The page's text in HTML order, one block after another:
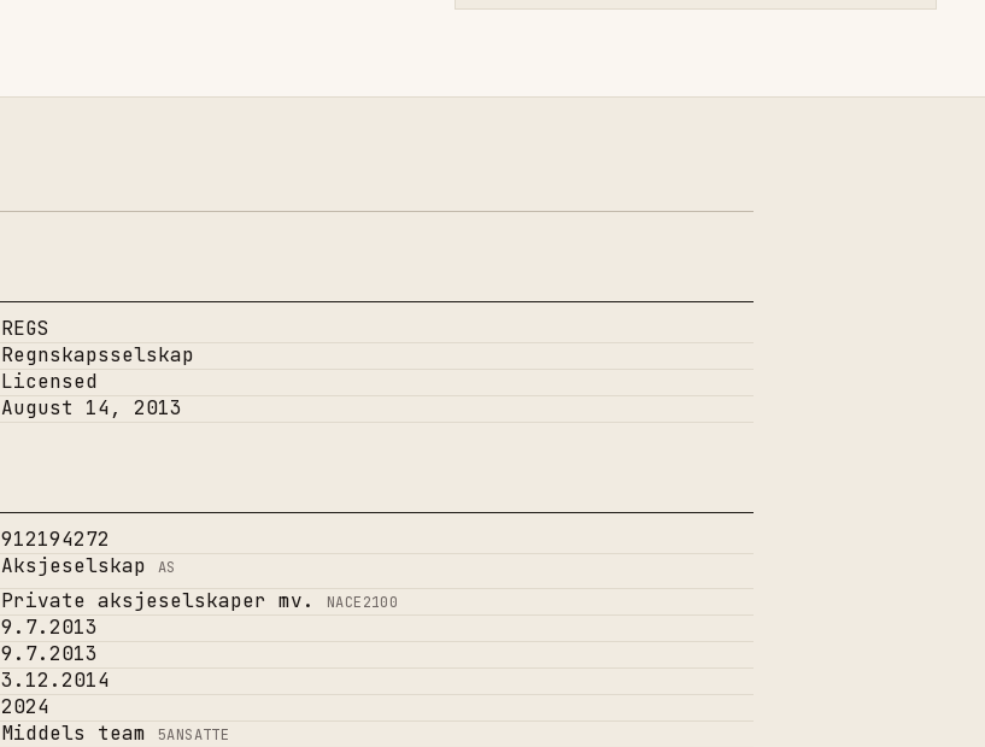
REGS
Regnskapsselskap
Licensed
August 14, 2013
912194272
Aksjeselskap
AS
Private aksjeselskaper mv. NACE2100
9.7.2013
9.7.2013
3.12.2014
2024
Middels team 5ANSATTE